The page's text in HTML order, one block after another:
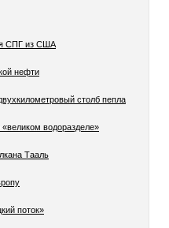
СПГ из США
нефти
столб пепла
водоразделе»
Тааль
поток»